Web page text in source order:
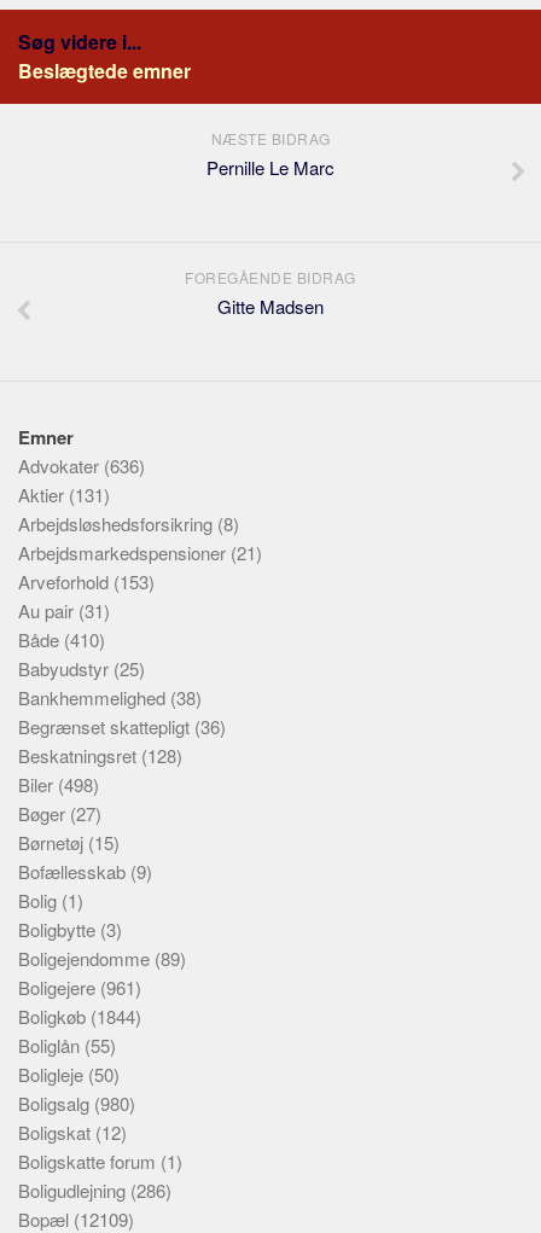
Hjælp
Søg videre i...
Beslægtede emner
NÆSTE BIDRAG
Pernille Le Marc
FOREGÅENDE BIDRAG
Gitte Madsen
Emner
Advokater (636)
Aktier (131)
Arbejdsløshedsforsikring (8)
Arbejdsmarkedspensioner (21)
Arveforhold (153)
Au pair (31)
Både (410)
Babyudstyr (25)
Bankhemmelighed (38)
Begrænset skattepligt (36)
Beskatningsret (128)
Biler (498)
Bøger (27)
Børnetøj (15)
Bofællesskab (9)
Bolig (1)
Boligbytte (3)
Boligejendomme (89)
Boligejere (961)
Boligkøb (1844)
Boliglån (55)
Boligleje (50)
Boligsalg (980)
Boligskat (12)
Boligskatte forum (1)
Boligudlejning (286)
Bopæl (12109)